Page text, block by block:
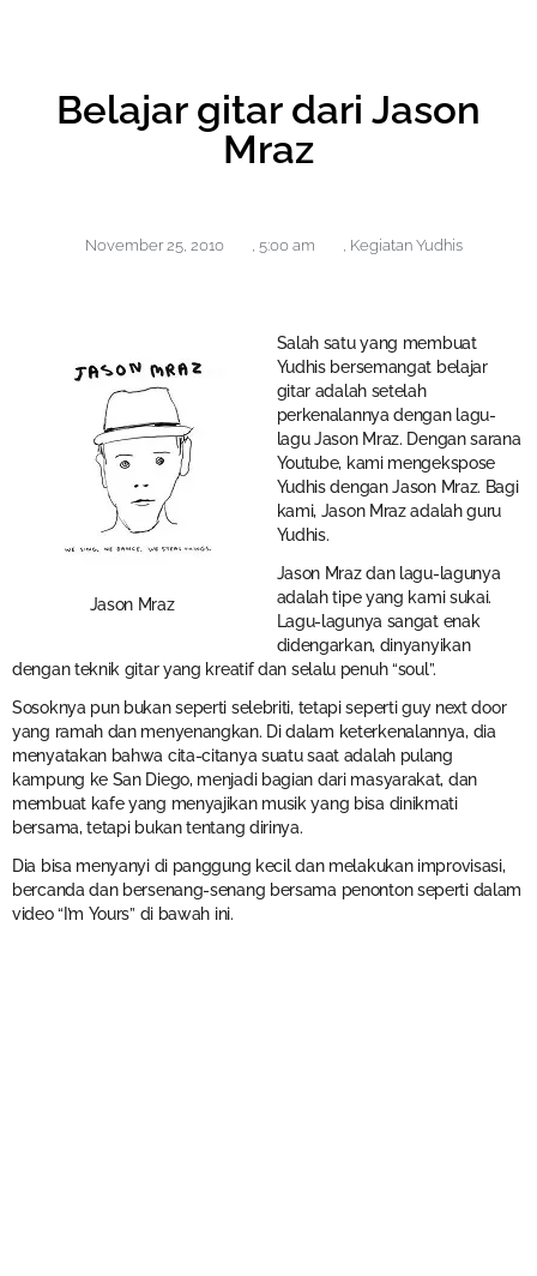
Belajar gitar dari Jason
Mraz
November 25, 2010 , 5:00 am , Kegiatan Yudhis
Jason Mraz
Salah satu yang membuat
Yudhis bersemangat belajar
gitar adalah setelah
perkenalannya dengan lagu-
lagu Jason Mraz. Dengan sarana
Youtube, kami mengekspose
Yudhis dengan Jason Mraz. Bagi
kami, Jason Mraz adalah guru
Yudhis.
Jason Mraz dan lagu-lagunya
adalah tipe yang kami sukai.
Lagu-lagunya sangat enak
didengarkan, dinyanyikan
dengan teknik gitar yang kreatif dan selalu penuh “soul”.
Sosoknya pun bukan seperti selebriti, tetapi seperti guy next door
yang ramah dan menyenangkan. Di dalam keterkenalannya, dia
menyatakan bahwa cita-citanya suatu saat adalah pulang
kampung ke San Diego, menjadi bagian dari masyarakat, dan
membuat kafe yang menyajikan musik yang bisa dinikmati
bersama, tetapi bukan tentang dirinya.
Dia bisa menyanyi di panggung kecil dan melakukan improvisasi,
bercanda dan bersenang-senang bersama penonton seperti dalam
video “I’m Yours” di bawah ini.